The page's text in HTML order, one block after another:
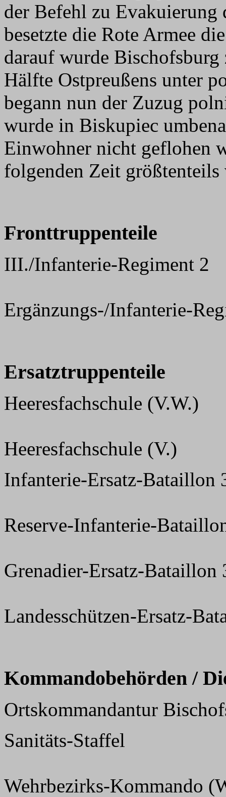
der Befehl zu Evakuierung
besetzte die Rote Armee
darauf wurde
Hälfte Ostpreußens unter
begann nun der Zuzug
wurde in Biskupiec
Einwohner nicht geflohen
folgenden Zeit größtenteils
Fronttruppenteile
III./Infanterie-Regiment 2
Ergänzungs-/Infanterie-
Ersatztruppenteile
Heeresfachschule (V.W.)
Heeresfachschule (V.)
Infanterie-Ersatz-Bataillon
Reserve-Infanterie-
Grenadier-Ersatz-Bataillon
Landesschützen-Ersatz-
Kommandobehörden /
Ortskommandantur
Sanitäts-Staffel
Wehrbezirks-Kommando